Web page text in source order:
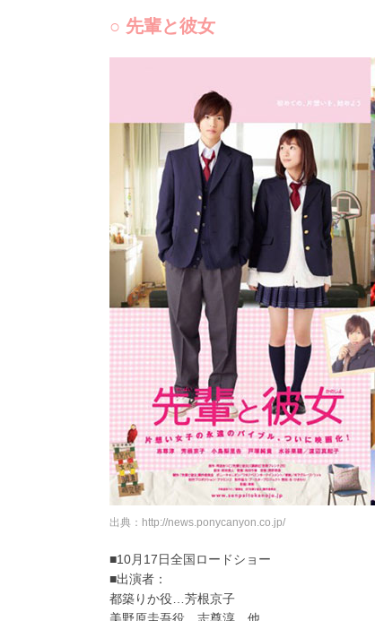
○ 先輩と彼女
出典：http://news.ponycanyon.co.jp/
■10月17日全国ロードショー
■出演者：
都築りか役…芳根京子